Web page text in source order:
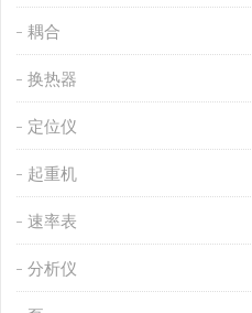
耦合
换热器
定位仪
起重机
速率表
分析仪